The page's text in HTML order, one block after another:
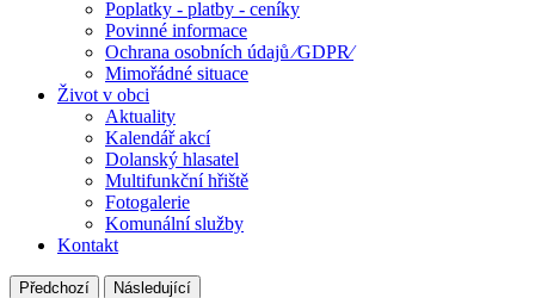
Poplatky - platby - ceníky
Povinné informace
Ochrana osobních údajů ⁄GDPR⁄
Mimořádné situace
Život v obci
Aktuality
Kalendář akcí
Dolanský hlasatel
Multifunkční hřiště
Fotogalerie
Komunální služby
Kontakt
Předchozí Následující